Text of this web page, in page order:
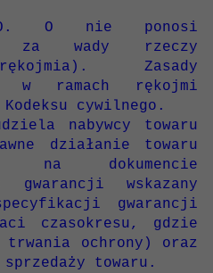
O nie ponosi
za wady rzeczy
Zasady
w ramach rękojmi
cywilnego.
nabywcy towaru
działanie towaru
na dokumencie
gwarancji wskazany
gwarancji
czasokresu, gdzie
trwania ochrony) oraz
towaru.